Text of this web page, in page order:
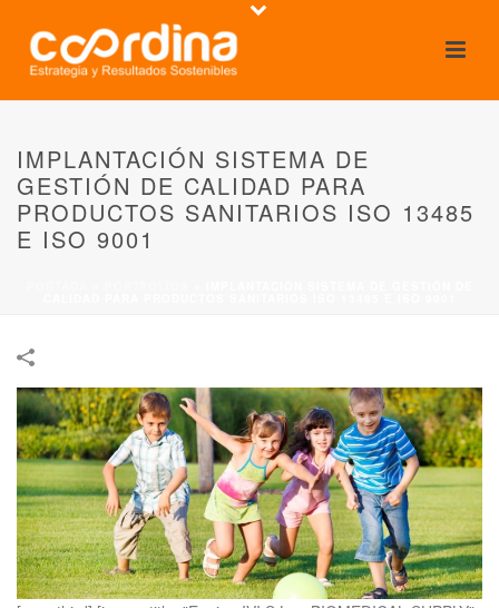
IMPLANTACIÓN SISTEMA DE
GESTIÓN DE CALIDAD PARA
PRODUCTOS SANITARIOS ISO 13485
E ISO 9001